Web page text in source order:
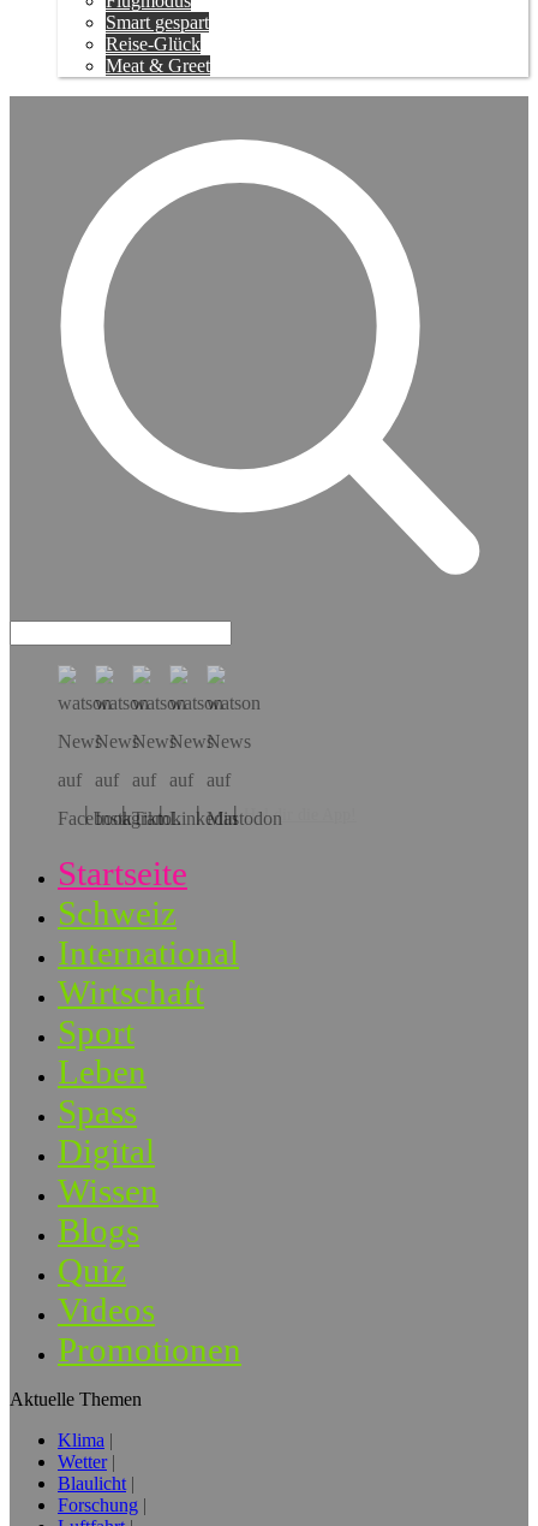
Smart gespart
Reise-Glück
Meat & Greet
Hol dir die App!
Startseite
Schweiz
International
Wirtschaft
Sport
Leben
Spass
Digital
Wissen
Blogs
Quiz
Videos
Promotionen
Aktuelle Themen
Klima
Wetter
Blaulicht
Forschung